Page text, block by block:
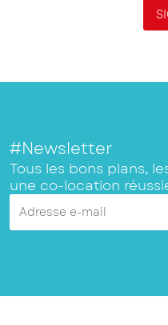
#Newsletter
Tous les bons plans,
une co-location
Adresse e-mail